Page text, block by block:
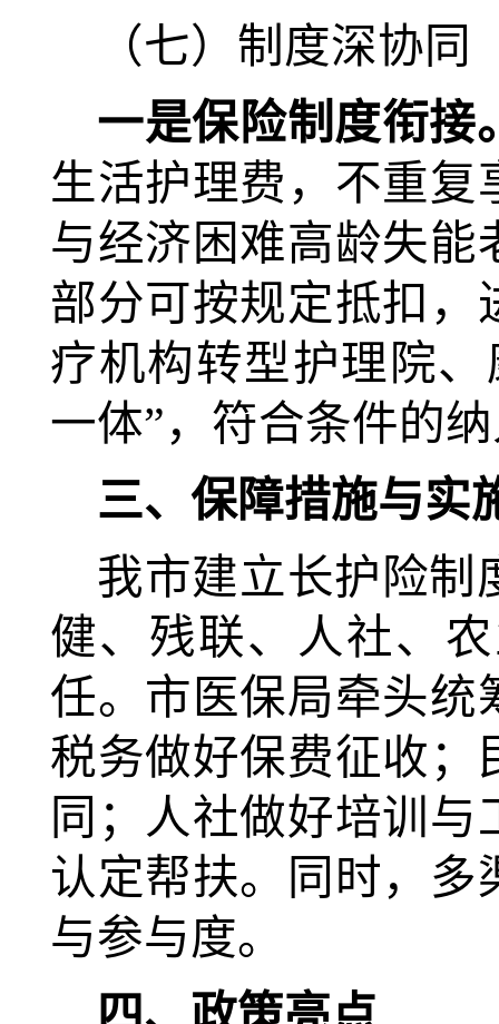
（七）制度深协同
一是保险制度衔接
生活护理费，不重复
与经济困难高龄失能
部分可按规定抵扣，
疗机构转型护理院
一体”，符合条件的
三、保障措施与实
我市建立长护险制
健、残联、人社、
任。市医保局牵头统
税务做好保费征收；
同；人社做好培训
认定帮扶。同时，多
与参与度。